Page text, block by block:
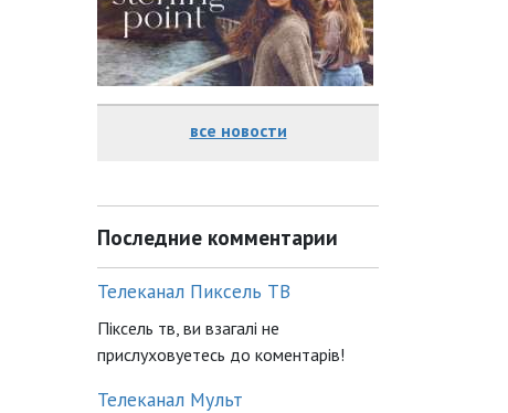
все новости
Последние комментарии
Телеканал Пиксель ТВ
Піксель тв, ви взагалі не
прислуховуетесь до коментарів!
Телеканал Мульт